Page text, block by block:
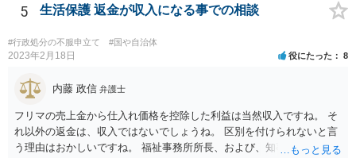
5 生活保護 返金が収入になる事での相談
#行政処分の不服申立て #国や自治体
2023年2月18日 役にたった 8
内藤 政信 弁護士
フリマの売上金から仕入れ価格を控除した利益は当然収入ですね。 そ
れ以外の返金は、収入ではないでしょうね。 区別を付けられないと言
う理由はおかしいですね。 福祉事務所所長、および、知事、および、